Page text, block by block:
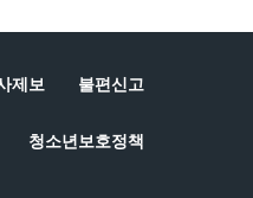
제보 불편신고
청소년보호정책